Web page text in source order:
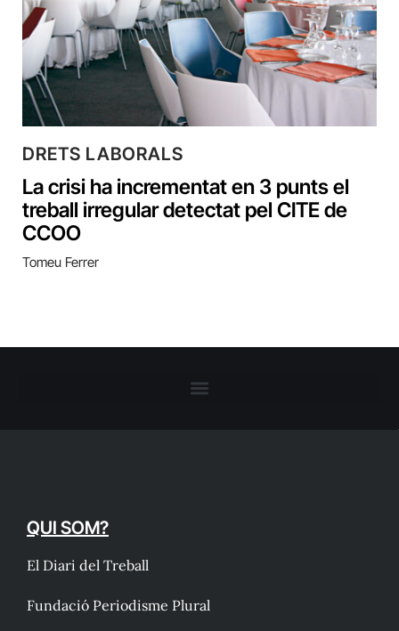
DRETS LABORALS
La crisi ha incrementat en 3 punts el
treball irregular detectat pel CITE de
CCOO
Tomeu Ferrer
QUI SOM?
El Diari del Treball
Fundació Periodisme Plural